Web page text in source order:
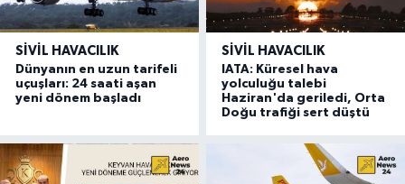
SIVIL HAVACILIK
Dünyanın en uzun tarifeli
uçuşları: 24 saati aşan
yeni dönem başladı
SIVIL HAVACILIK
IATA: Küresel hava
yolculuğu talebi
Haziran'da geriledi, Orta
Doğu trafiği sert düştü